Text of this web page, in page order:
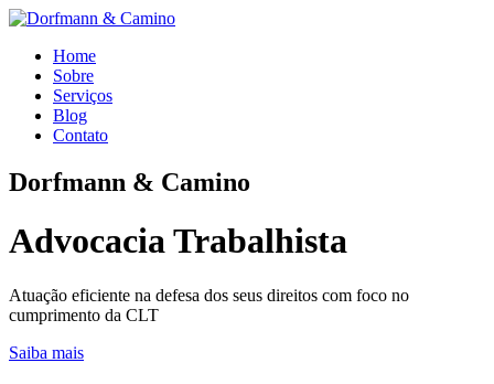
Home
Sobre
Serviços
Blog
Contato
Dorfmann & Camino
Advocacia Trabalhista
Atuação eficiente na defesa dos seus direitos com foco no
cumprimento da CLT
Saiba mais